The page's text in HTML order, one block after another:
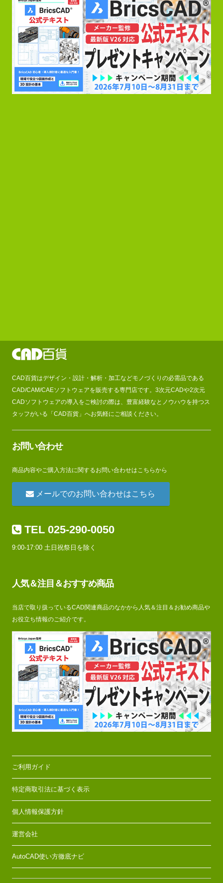
CAD百貨はデザイン・設計・解析・加工などモノづくりの必需品である
CAD/CAM/CAEソフトウェアを販売する専門店です。3次元CADや2次元
CADソフトウェアの導入をご検討の際は、豊富経験なとノウハウを持つス
タッフがいる「CAD百貨」へお気軽にご相談ください。
お問い合わせ
商品内容やご購入方法に関するお問い合わせはこちらから
メールでのお問い合わせはこちら
TEL 025-290-0050
9:00-17:00 土日祝祭日を除く
人気＆注目＆おすすめ商品
当店で取り扱っているCAD関連商品のなかから人気＆注目＆お勧め商品や
お役立ち情報のご紹介です。
ご利用ガイド
特定商取引法に基づく表示
個人情報保護方針
運営会社
AutoCAD使い方徹底ナビ